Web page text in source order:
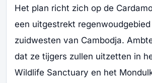
Het plan richt zich op de
een uitgestrekt
zuidwesten van Cambodja.
dat ze tijgers zullen uitzetten in
Wildlife Sanctuary en het